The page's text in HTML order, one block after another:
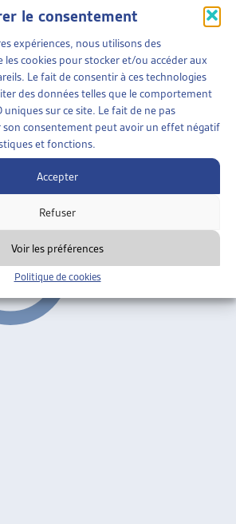
le consentement
expériences, nous utilisons des
les cookies pour stocker et/ou accéder aux
Le fait de consentir à ces technologies
des données telles que le comportement
sur ce site. Le fait de ne pas
consentement peut avoir un effet négatif
et fonctions.
Accepter
Refuser
Voir les préférences
Politique de cookies
FAMILIALE»ALLOCATIONS
LES ALLOCATIONS
ORGANISATIONS
LE RÉFÉRENDUM
de presse, mars 2006